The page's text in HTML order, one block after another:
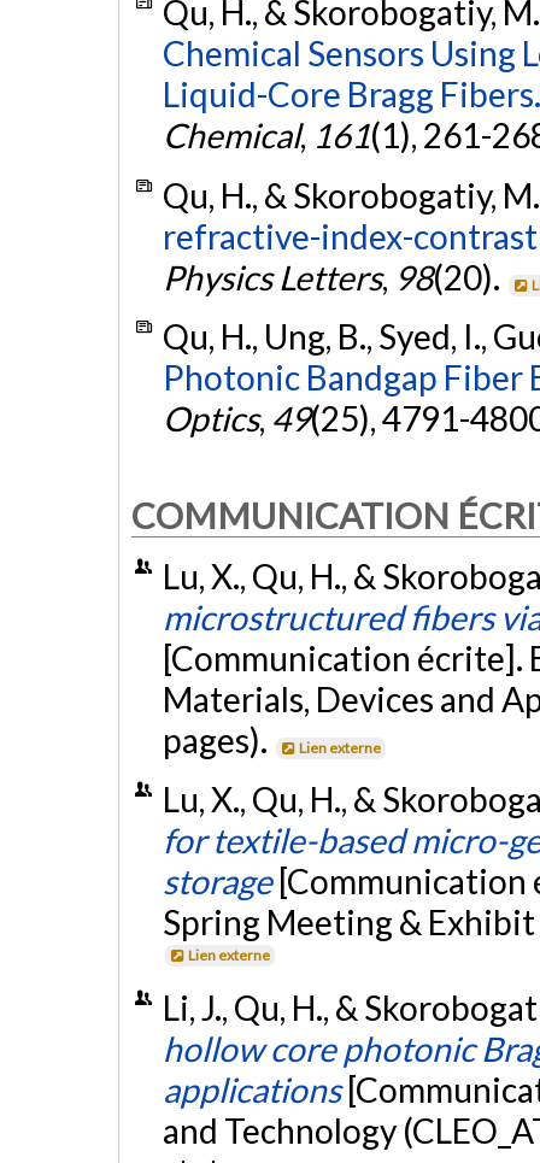
Qu, H., & Skorobogatiy,
Chemical Sensors
Liquid-Core Bragg Fibers.
Chemical, 161(1), 261-
Qu, H., & Skorobogatiy,
refractive-index-contrast
Physics Letters, 98(20).
Qu, H., Ung, B., Syed, I.,
Photonic Bandgap Fiber
Optics, 49(25), 4791-
COMMUNICATION
Lu, X., Qu, H., &
microstructured fibers
[Communication écrite].
Materials, Devices and
pages).
Lien externe
Lu, X., Qu, H., &
for textile-based micro-
storage [Communication
Spring Meeting &
Lien externe
Li, J., Qu, H., &
hollow core photonic
applications
and Technology